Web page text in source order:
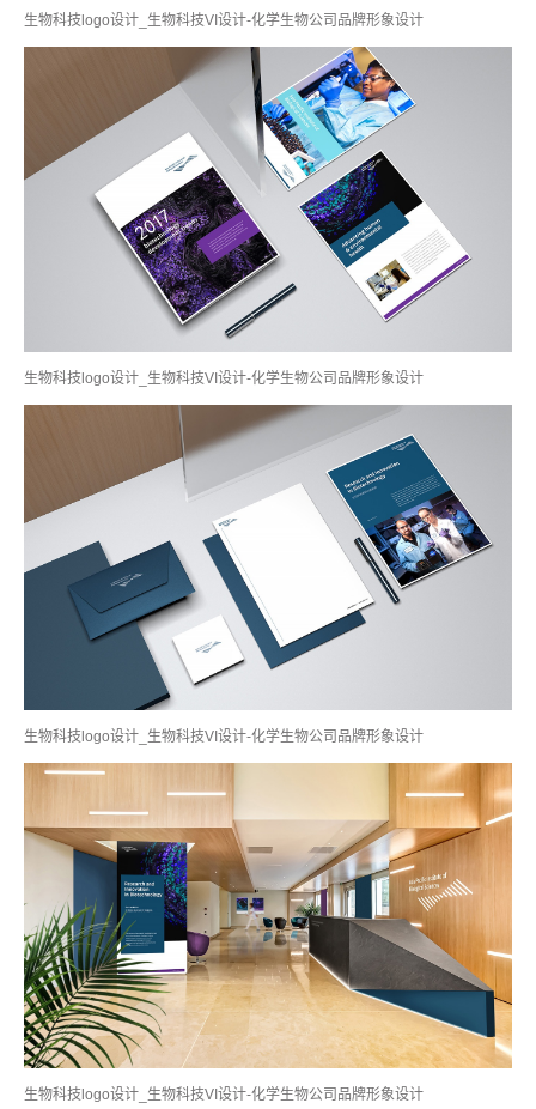
生物科技logo设计_生物科技VI设计-化学生物公司品牌形象设计
生物科技logo设计_生物科技VI设计-化学生物公司品牌形象设计
生物科技logo设计_生物科技VI设计-化学生物公司品牌形象设计
生物科技logo设计_生物科技VI设计-化学生物公司品牌形象设计